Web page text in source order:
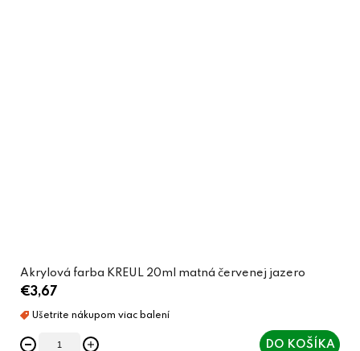
Akrylová farba KREUL 20ml matná červenej jazero
€3,67
DO KOŠÍKA